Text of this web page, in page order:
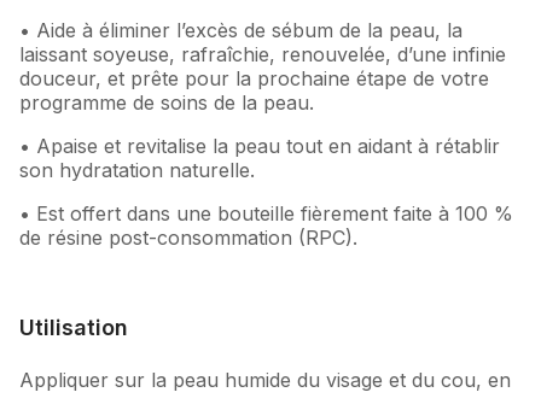
• Aide à éliminer l’excès de sébum de la peau, la
laissant soyeuse, rafraîchie, renouvelée, d’une infinie
douceur, et prête pour la prochaine étape de votre
programme de soins de la peau.
• Apaise et revitalise la peau tout en aidant à rétablir
son hydratation naturelle.
• Est offert dans une bouteille fièrement faite à 100 %
de résine post-consommation (RPC).
Utilisation
Appliquer sur la peau humide du visage et du cou, en